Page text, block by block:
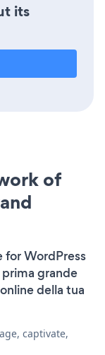
its
of
for WordPress
grande
della tua
captivate,